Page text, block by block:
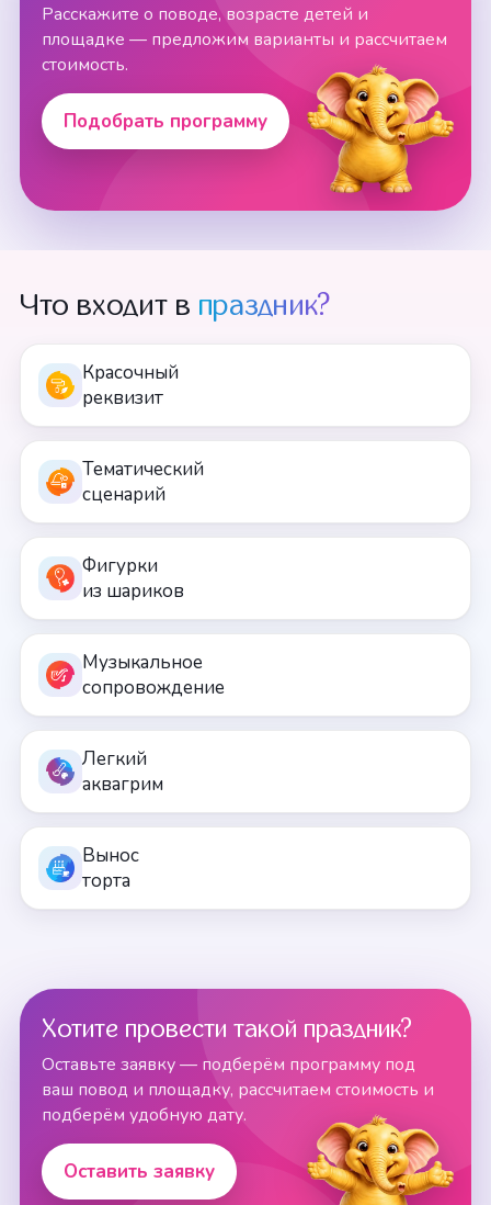
Расскажите о поводе, возрасте детей и
площадке — предложим варианты и рассчитаем
стоимость.
Подобрать программу
Что входит в праздник?
Красочный
реквизит
Тематический
сценарий
Фигурки
из шариков
Музыкальное
сопровождение
Легкий
аквагрим
Вынос
торта
Хотите провести такой праздник?
Оставьте заявку — подберём программу под
ваш повод и площадку, рассчитаем стоимость и
подберём удобную дату.
Оставить заявку